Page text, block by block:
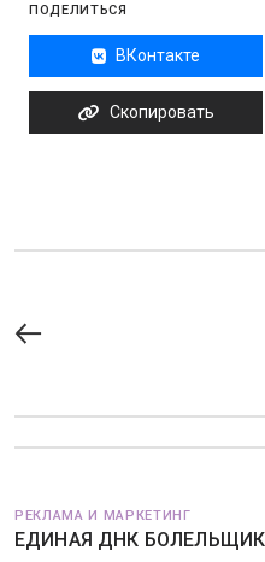
ПОДЕЛИТЬСЯ
ВКонтакте
Скопировать
РЕКЛАМА И МАРКЕТИНГ
ЕДИНАЯ ДНК